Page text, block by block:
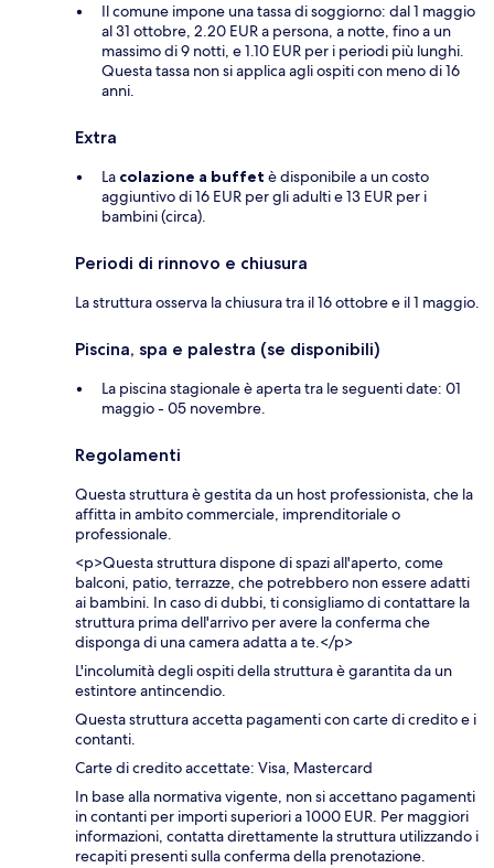
Il comune impone una tassa di soggiorno: dal 1 maggio
al 31 ottobre, 2.20 EUR a persona, a notte, fino a un
massimo di 9 notti, e 1.10 EUR per i periodi più lunghi.
Questa tassa non si applica agli ospiti con meno di 16
anni.
Extra
La colazione a buffet è disponibile a un costo
aggiuntivo di 16 EUR per gli adulti e 13 EUR per i
bambini (circa).
Periodi di rinnovo e chiusura
La struttura osserva la chiusura tra il 16 ottobre e il 1 maggio.
Piscina, spa e palestra (se disponibili)
La piscina stagionale è aperta tra le seguenti date: 01
maggio - 05 novembre.
Regolamenti
Questa struttura è gestita da un host professionista, che la
affitta in ambito commerciale, imprenditoriale o
professionale.
<p>Questa struttura dispone di spazi all'aperto, come
balconi, patio, terrazze, che potrebbero non essere adatti
ai bambini. In caso di dubbi, ti consigliamo di contattare la
struttura prima dell'arrivo per avere la conferma che
disponga di una camera adatta a te.</p>
L'incolumità degli ospiti della struttura è garantita da un
estintore antincendio.
Questa struttura accetta pagamenti con carte di credito e i
contanti.
Carte di credito accettate: Visa, Mastercard
In base alla normativa vigente, non si accettano pagamenti
in contanti per importi superiori a 1000 EUR. Per maggiori
informazioni, contatta direttamente la struttura utilizzando i
recapiti presenti sulla conferma della prenotazione.